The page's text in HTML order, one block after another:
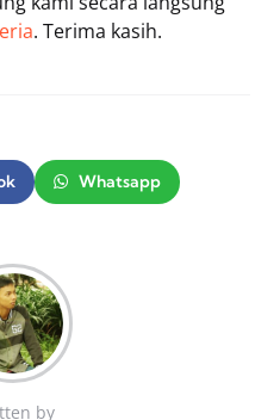
. Terima kasih.
Whatsapp
by